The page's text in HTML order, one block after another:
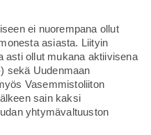
ei nuorempana ollut
asiasta. Liityin
asti ollut mukana aktiivisena
sekä Uudenmaan
Vasemmistoliiton
sain kaksi
yhtymävaltuuston